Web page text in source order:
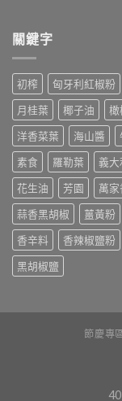
關鍵字
初榨 匈牙利紅椒粉
月桂葉
椰子油 橄
洋香菜葉
海山醬
素食
羅勒葉 義大
花生油
芳園 萬家
蒜香黑胡椒
薑黃粉
香辛料
香辣椒鹽粉
黑胡椒鹽
節慶專